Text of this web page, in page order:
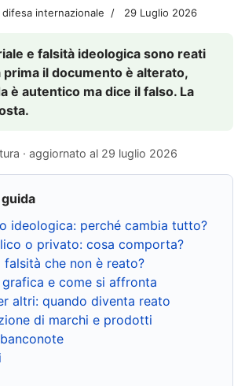
internazionale 29 Luglio 2026
e falsità ideologica sono reati
il documento è alterato,
è autentico ma dice il falso. La
· aggiornato al 29 luglio 2026
ideologica: perché cambia tutto?
o privato: cosa comporta?
falsità che non è reato?
e come si affronta
altri: quando diventa reato
di marchi e prodotti